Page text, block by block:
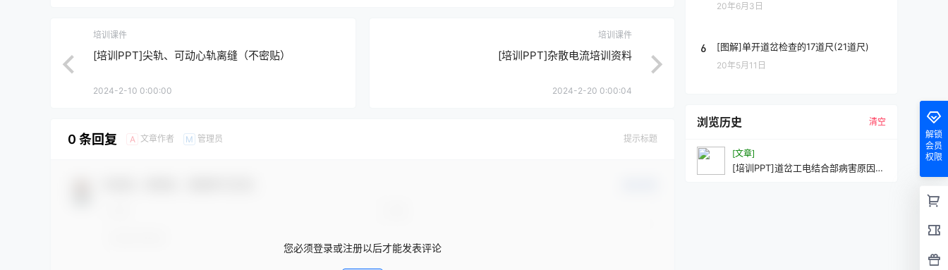
培训课件
[培训PPT]尖轨、可动心轨离缝（不密贴）
2024-2-10 0:00:00
培训课件
[培训PPT]杂散电流培训资料
2024-2-20 0:00:04
0 条回复 A 文章作者 M 管理员 提示标题
您必须登录或注册以后才能发表评论
20年6月3日
6 [图解]单开道岔检查的17道尺(21道尺)
20年5月11日
浏览历史 清空
[文章]
[培训PPT]道岔工电结合部病害原因分
解锁
会员
权限